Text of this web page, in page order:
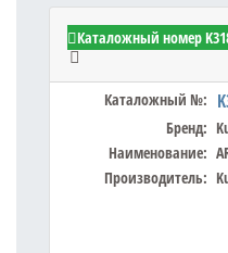
Kubota
Каталожный №:
Бренд:
Наименование:
Производитель:
Каталожный номер